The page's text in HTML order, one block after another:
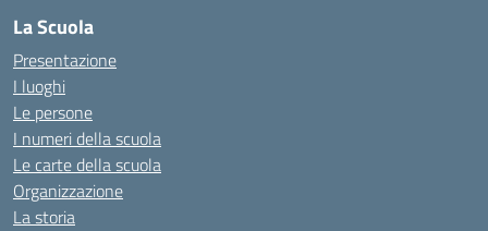
La Scuola
Presentazione
I luoghi
Le persone
I numeri della scuola
Le carte della scuola
Organizzazione
La storia